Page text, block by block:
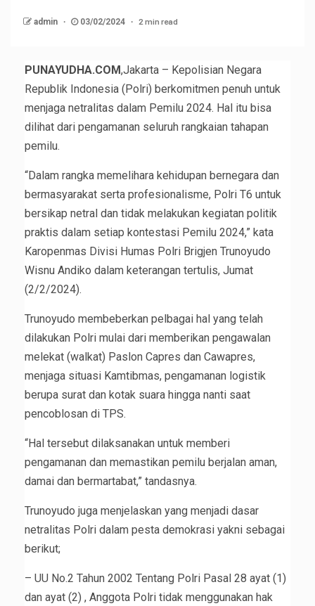
admin 03/02/2024 2 min read
PUNAYUDHA.COM,Jakarta – Kepolisian Negara
Republik Indonesia (Polri) berkomitmen penuh untuk
menjaga netralitas dalam Pemilu 2024. Hal itu bisa
dilihat dari pengamanan seluruh rangkaian tahapan
pemilu.
“Dalam rangka memelihara kehidupan bernegara dan
bermasyarakat serta profesionalisme, Polri T6 untuk
bersikap netral dan tidak melakukan kegiatan politik
praktis dalam setiap kontestasi Pemilu 2024,” kata
Karopenmas Divisi Humas Polri Brigjen Trunoyudo
Wisnu Andiko dalam keterangan tertulis, Jumat
(2/2/2024).
Trunoyudo membeberkan pelbagai hal yang telah
dilakukan Polri mulai dari memberikan pengawalan
melekat (walkat) Paslon Capres dan Cawapres,
menjaga situasi Kamtibmas, pengamanan logistik
berupa surat dan kotak suara hingga nanti saat
pencoblosan di TPS.
“Hal tersebut dilaksanakan untuk memberi
pengamanan dan memastikan pemilu berjalan aman,
damai dan bermartabat,” tandasnya.
Trunoyudo juga menjelaskan yang menjadi dasar
netralitas Polri dalam pesta demokrasi yakni sebagai
berikut;
– UU No.2 Tahun 2002 Tentang Polri Pasal 28 ayat (1)
dan ayat (2) , Anggota Polri tidak menggunakan hak